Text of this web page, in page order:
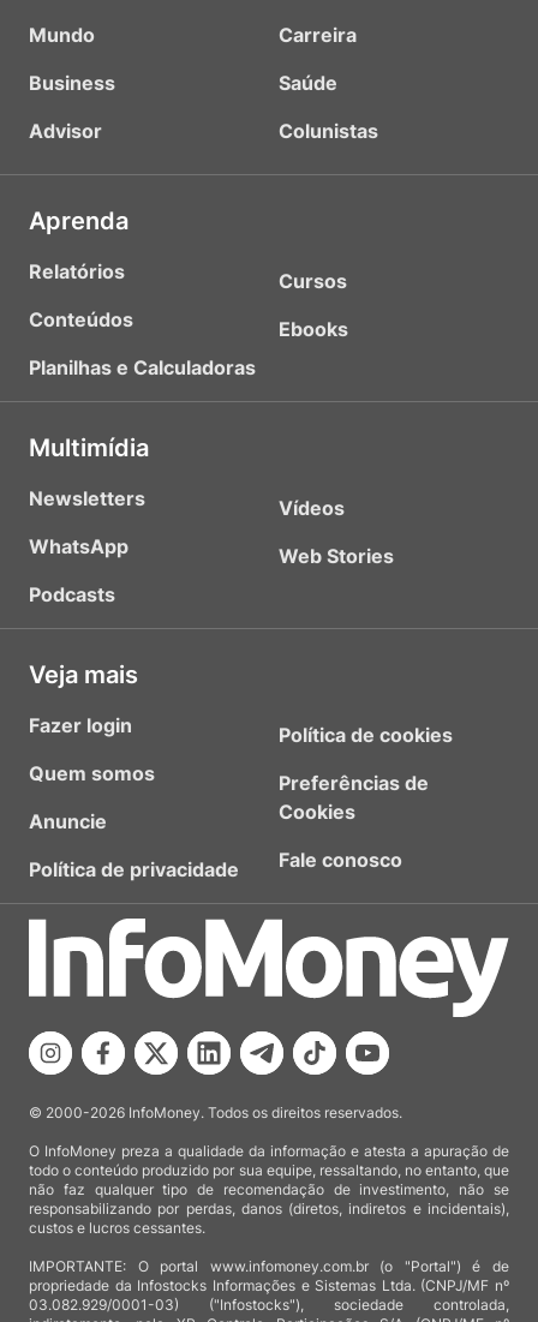
Mundo
Business
Advisor
Carreira
Saúde
Colunistas
Aprenda
Relatórios
Conteúdos
Planilhas e Calculadoras
Cursos
Ebooks
Multimídia
Newsletters
WhatsApp
Podcasts
Vídeos
Web Stories
Veja mais
Fazer login
Quem somos
Anuncie
Política de privacidade
Política de cookies
Preferências de
Cookies
Fale conosco
© 2000-2026 InfoMoney. Todos os direitos reservados.
O InfoMoney preza a qualidade da informação e atesta a apuração de
todo o conteúdo produzido por sua equipe, ressaltando, no entanto, que
não faz qualquer tipo de recomendação de investimento, não se
responsabilizando por perdas, danos (diretos, indiretos e incidentais),
custos e lucros cessantes.
IMPORTANTE: O portal www.infomoney.com.br (o "Portal") é de
propriedade da Infostocks Informações e Sistemas Ltda. (CNPJ/MF nº
03.082.929/0001-03) ("Infostocks"), sociedade controlada,